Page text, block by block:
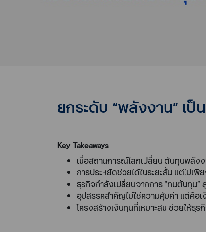
ยกระดับ “พลังงาน” เ
Key Takeaways
เมื่อสถานการณ์โลกเปลี่ยน ต้นทุนพลังง
การประหยัดช่วยได้ในระยะสั้น แต่ไม่เ
ธุรกิจกำลังเปลี่ยนจากการ “ทนต้นทุน”
อุปสรรคสำคัญไม่ใช่ความคุ้มค่า แต่คือเ
โครงสร้างเงินทุนที่เหมาะสม ช่วยให้ธุ